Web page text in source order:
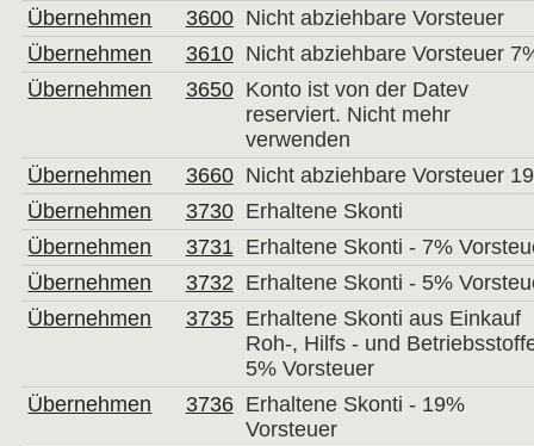
Übernehmen
3600 Nicht abziehbare Vorsteuer
Übernehmen
3610 Nicht abziehbare Vorsteuer
Übernehmen
3650 Konto ist von der Datev
reserviert. Nicht mehr
verwenden
Übernehmen
3660 Nicht abziehbare Vorsteuer
Übernehmen
3730 Erhaltene Skonti
Übernehmen
3731 Erhaltene Skonti - 7%
Übernehmen
3732 Erhaltene Skonti - 5%
Übernehmen
3735 Erhaltene Skonti aus Einkauf
Roh-, Hilfs - und
5% Vorsteuer
Übernehmen
3736 Erhaltene Skonti - 19%
Vorsteuer